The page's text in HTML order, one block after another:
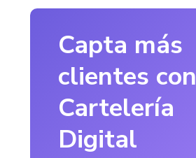
Capta más
clientes con
Cartelería
Digital